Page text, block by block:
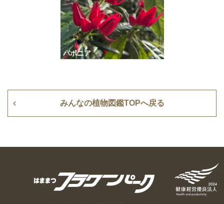
パボニア
みんなの植物図鑑TOPへ戻る